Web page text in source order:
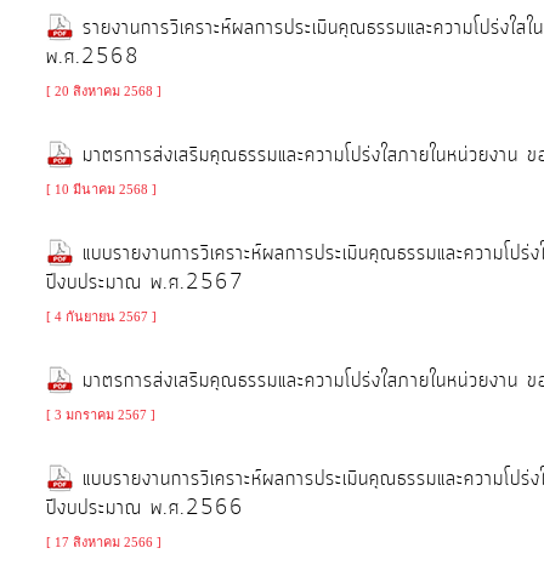
การ
ดำเนิน
งาน
การ
ให้
แผนการ
ใช้
จ่าย
งบ
ประมาณ
ประจำ
ปี
การ
บริหาร
รายงานการวิเคราะห์ผลการประเมินคุณธรรมและความโปร่งใ
พ.ศ.2568
[ 20 สิงหาคม 2568 ]
มาตรการส่งเสริมคุณธรรมและความโปร่งใสภายในหน่วยง
[ 10 มีนาคม 2568 ]
แบบรายงานการวิเคราะห์ผลการประเมินคุณธรรมและความโป
ปีงบประมาณ พ.ศ.2567
[ 4 กันยายน 2567 ]
มาตรการส่งเสริมคุณธรรมและความโปร่งใสภายในหน่วยง
[ 3 มกราคม 2567 ]
แบบรายงานการวิเคราะห์ผลการประเมินคุณธรรมและความโป
ปีงบประมาณ พ.ศ.2566
[ 17 สิงหาคม 2566 ]